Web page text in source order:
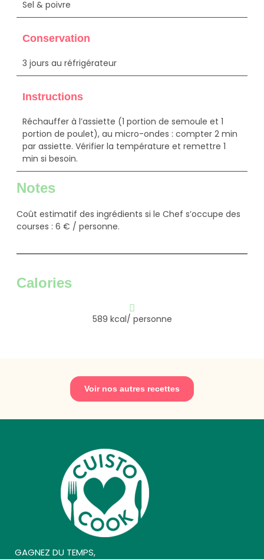
Sel & poivre
Conservation
3 jours au réfrigérateur
Instructions
Réchauffer à l’assiette (1 portion de semoule et 1
portion de poulet), au micro-ondes : compter 2 min
par assiette. Vérifier la température et remettre 1
min si besoin.
Notes
Coût estimatif des ingrédients si le Chef s’occupe des
courses : 6 € / personne.
Calories
589 kcal/ personne
Voir nos autres recettes
GAGNEZ DU TEMPS,